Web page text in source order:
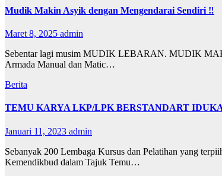
Mudik Makin Asyik dengan Mengendarai Sendiri ‼️
Maret 8, 2025 admin
Sebentar lagi musim MUDIK LEBARAN. MUDIK
Armada Manual dan Matic…
Berita
TEMU KARYA LKP/LPK BERSTANDART
Januari 11, 2023 admin
Sebanyak 200 Lembaga Kursus dan Pelatihan yang
Kemendikbud dalam Tajuk Temu…